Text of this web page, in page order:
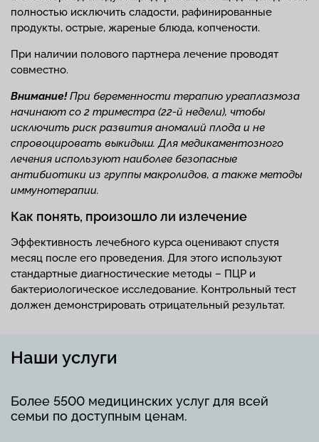
полностью исключить сладости, рафинированные
продукты, острые, жареные блюда, копчености.
При наличии полового партнера лечение проводят
совместно.
Внимание!При беременности терапию уреаплазмоза
начинают со 2 триместра (22-й недели), чтобы
исключить риск развития аномалий плода и не
спровоцировать выкидыш. Для медикаментозного
лечения используют наиболее безопасные
антибиотики из группы макролидов, а также методы
иммунотерапии.
Как понять, произошло ли излечение
Эффективность лечебного курса оценивают спустя
месяц после его проведения. Для этого используют
стандартные диагностические методы – ПЦР и
бактериологическое исследование. Контрольный тест
должен демонстрировать отрицательный результат.
Наши услуги
Более 5500 медицинских услуг для всей
семьи по доступным ценам.